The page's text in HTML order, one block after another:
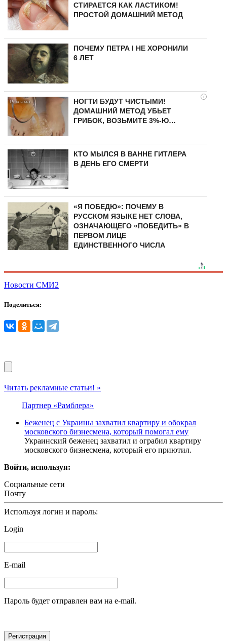
СТИРАЕТСЯ КАК ЛАСТИКОМ!
ПРОСТОЙ ДОМАШНИЙ МЕТОД
ПОЧЕМУ ПЕТРА I НЕ ХОРОНИЛИ
6 ЛЕТ
i
НОГТИ БУДУТ ЧИСТЫМИ!
ДОМАШНИЙ МЕТОД УБЬЕТ
ГРИБОК, ВОЗЬМИТЕ 3%-Ю…
КТО МЫЛСЯ В ВАННЕ ГИТЛЕРА
В ДЕНЬ ЕГО СМЕРТИ
«Я ПОБЕДЮ»: ПОЧЕМУ В
РУССКОМ ЯЗЫКЕ НЕТ СЛОВА,
ОЗНАЧАЮЩЕГО «ПОБЕДИТЬ» В
ПЕРВОМ ЛИЦЕ
ЕДИНСТВЕННОГО ЧИСЛА
Новости СМИ2
Поделиться:
Читать рекламные статьи! »
Партнер «Рамблера»
Беженец с Украины захватил квартиру и обокрал
московского бизнесмена, который помогал ему
Украинский беженец захватил и ограбил квартиру
московского бизнесмена, который его приютил.
Войти, используя:
Социальные сети
Почту
Используя логин и пароль:
Login
E-mail
Пароль будет отправлен вам на e-mail.